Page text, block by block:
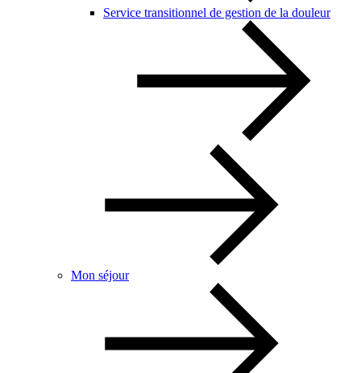
Service transitionnel de gestion de la douleur
Mon séjour